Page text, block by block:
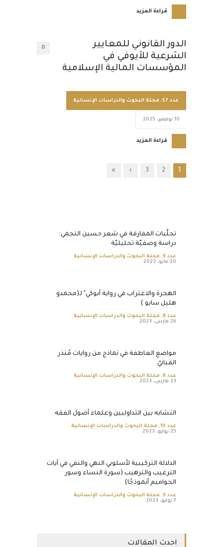
قراءة المزيد
الدور القانوني للمعايير
الشرعية للأيوفي في
المؤسسات المالية الإسلامية
0
عدد 57 , مجلة البحوث والدراسات الإنسانية
10 نوفمبر، 2025
قراءة المزيد
1
2
3
›
»
تجلّيات المفارقة في شعر حسين النجمي:
دراسة وصفيّة تحليليّة
عدد 9 , مجلة البحوث والدراسات الإنسانية
20 مايو، 2023
الهجرة والاغتراب في رواية أبوكي" لـ(محمدو
هليل سابو )
عدد 8 , مجلة البحوث والدراسات الإنسانية
26 مارس، 2023
مواضع العاطفة في نماذج من روايات مُنذر
القبانيّ
عدد 8 , مجلة البحوث والدراسات الإنسانية
23 مارس، 2023
التشابه بين التداوليين وعلماء أصول الفقه
عدد 10 , مجلة البحوث والدراسات الإنسانية
25 يوليو، 2023
الدلالة التركيبية لأسلوبي النهي والنفي في آيات
الترغيب والترهيب (سورة النساء وسور
الحواميم أنموذجًا)
عدد 9 , مجلة البحوث والدراسات الإنسانية
7 يوليو، 2023
احدث المقالات